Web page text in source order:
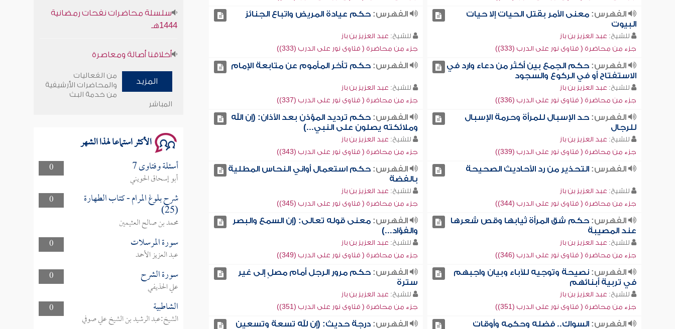
الفهرس:معنى الأمر بقتل الحيات إلا حيات
البيوت
للشيخ: عبد العزيز بن باز
جزء من محاضرة ( فتاوى نور على الدرب (333))
الفهرس: حكم عيادة المريض واتباع الجنائز
للشيخ: عبد العزيز بن باز
جزء من محاضرة ( فتاوى نور على الدرب (333))
الفهرس:حكم الجمع بين أكثر من دعاء وارد في
الاستفتاح أو في الركوع والسجود
للشيخ: عبد العزيز بن باز
جزء من محاضرة ( فتاوى نور على الدرب (336))
الفهرس: حكم تأخر المأموم عن متابعة الإمام
للشيخ: عبد العزيز بن باز
جزء من محاضرة ( فتاوى نور على الدرب (337))
الفهرس:حد الإسبال للمرأة وحرمة الإسبال
للرجال
للشيخ: عبد العزيز بن باز
جزء من محاضرة ( فتاوى نور على الدرب (339))
الفهرس: حكم ترديد المؤذن بعد الأذان: (إن الله
وملائكته يصلون على النبي...)
للشيخ: عبد العزيز بن باز
جزء من محاضرة ( فتاوى نور على الدرب (343))
الفهرس:التحذير من رد الأحاديث الصحيحة
للشيخ: عبد العزيز بن باز
جزء من محاضرة ( فتاوى نور على الدرب (344))
الفهرس: حكم استعمال أواني النحاس المطلية
بالفضة
للشيخ: عبد العزيز بن باز
جزء من محاضرة ( فتاوى نور على الدرب (345))
الفهرس:حكم شق المرأة ثيابها وقص شعرها
عند المصيبة
للشيخ: عبد العزيز بن باز
جزء من محاضرة ( فتاوى نور على الدرب (346))
الفهرس: معنى قوله تعالى: (إن السمع والبصر
والفؤاد...)
للشيخ: عبد العزيز بن باز
جزء من محاضرة ( فتاوى نور على الدرب (349))
الفهرس:نصيحة وتوجيه للآباء وبيان واجبهم
في تربية أبنائهم
للشيخ: عبد العزيز بن باز
جزء من محاضرة ( فتاوى نور على الدرب (351))
الفهرس: حكم مرور الرجل أمام مصلٍ إلى غير
سترة
للشيخ: عبد العزيز بن باز
جزء من محاضرة ( فتاوى نور على الدرب (351))
الفهرس:السواك.. فضله وحكمه وأوقات
الفهرس: درجة حديث: (إن لله تسعة وتسعين
1444هـ
سلسلة محاضرات نفحات رمضانية
1444هـ
المزيد
من الفعاليات
والمحاضرات الأرشيفية
من خدمة البث
المباشر
الأكثر استماعا لهذا الشهر
0 أسئلة وفتاوى 7
أبو إسحاق الحويني
0
شرح بلوغ المرام - كتاب الطهارة
(25)
محمد بن صالح العثيمين
0
سورة المرسلات
عبد العزيز الأحمد
0
سورة الشرح
علي الحذيفي
0
الشاطبية
الشيخ:عبد الرشيد بن الشيخ علي صوفي